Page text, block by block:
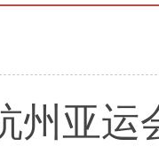
州亚运